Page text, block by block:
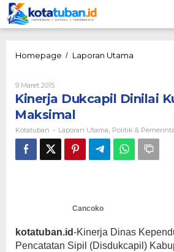
Lewati
ke
konten
Homepage / Laporan Utama
Maksimal
9 Maret 2015Oleh
Kotatuban
Kinerja Dukcapil Dinilai
Maksimal
Kotatuban - Laporan Utama Politik &
Cancoko
kotatuban.id-Kinerja Dinas
Pencatatan Sipil (Disdukcapil)